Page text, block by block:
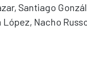
Santiago
Nacho